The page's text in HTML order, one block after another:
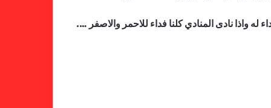
له واذا نادى المنادي كلنا فداء للاحمر والاصفر ….